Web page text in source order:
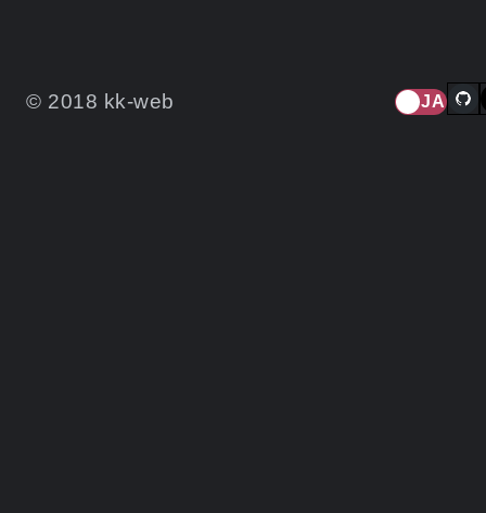
© 2018 kk-web JA